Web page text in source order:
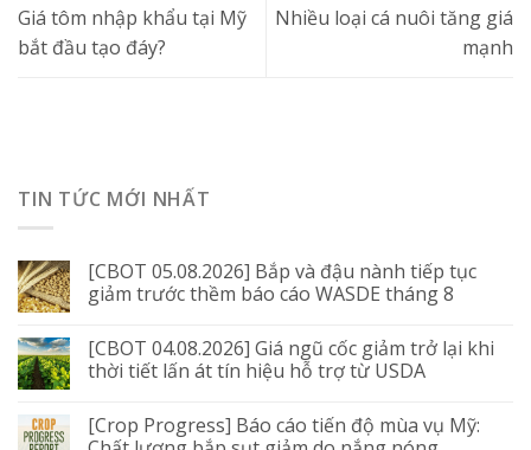
Giá tôm nhập khẩu tại Mỹ
bắt đầu tạo đáy?
Nhiều loại cá nuôi tăng giá
mạnh
TIN TỨC MỚI NHẤT
[CBOT 05.08.2026] Bắp và đậu nành tiếp tục
giảm trước thềm báo cáo WASDE tháng 8
[CBOT 04.08.2026] Giá ngũ cốc giảm trở lại khi
thời tiết lấn át tín hiệu hỗ trợ từ USDA
[Crop Progress] Báo cáo tiến độ mùa vụ Mỹ: